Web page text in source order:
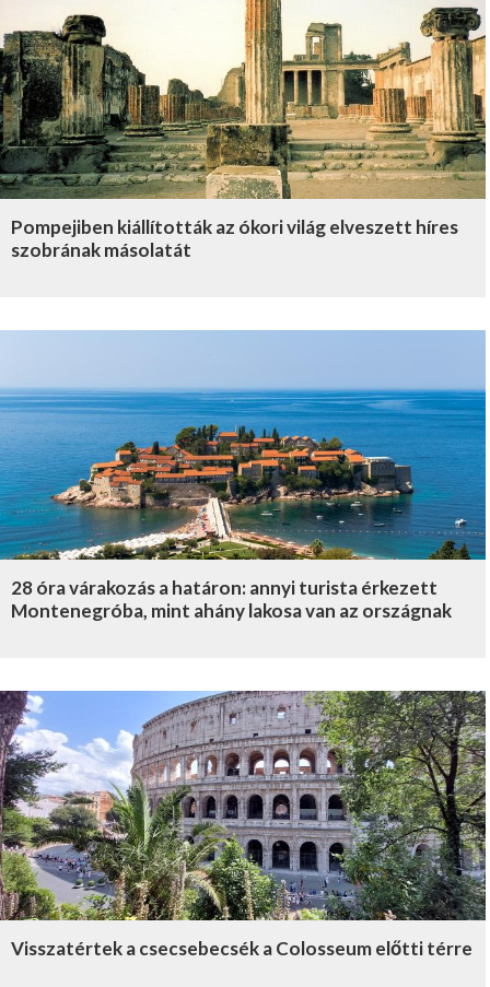
Pompejiben kiállították az ókori világ elveszett híres
szobrának másolatát
28 óra várakozás a határon: annyi turista érkezett
Montenegróba, mint ahány lakosa van az országnak
Visszatértek a csecsebecsék a Colosseum előtti térre